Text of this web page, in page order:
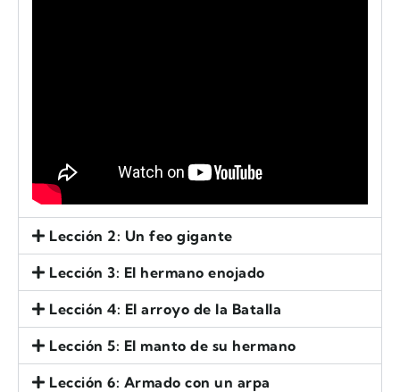
Lección 2: Un feo gigante
Lección 3: El hermano enojado
Lección 4: El arroyo de la Batalla
Lección 5: El manto de su hermano
Lección 6: Armado con un arpa